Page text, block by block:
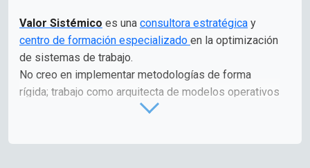
Valor Sistémico es una consultora estratégica y
centro de formación especializado en la optimización
de sistemas de trabajo.
No creo en implementar metodologías de forma
rígida; trabajo como arquitecta de modelos operativos
para que las empresas y los profesionales aprendan
Ayudo a cerrar la brecha entre la estrategia del C-